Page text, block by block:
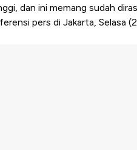
dan ini memang sudah
pers di Jakarta, Selasa